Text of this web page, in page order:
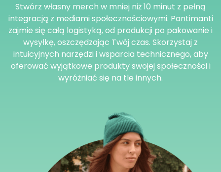
Stwórz własny merch w mniej niż 10 minut z pełną
integracją z mediami społecznościowymi. Pantimanti
zajmie się całą logistyką, od produkcji po pakowanie i
wysyłkę, oszczędzając Twój czas. Skorzystaj z
intuicyjnych narzędzi i wsparcia technicznego, aby
oferować wyjątkowe produkty swojej społeczności i
wyróżniać się na tle innych.